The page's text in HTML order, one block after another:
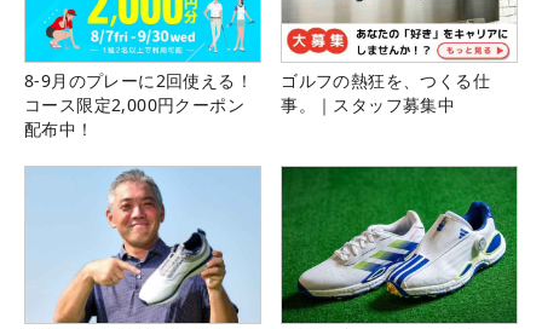
8-9月のプレーに2回使える！
コース限定2,000円クーポン
配布中！
ゴルフの熱狂を、つくる仕
事。｜スタッフ募集中